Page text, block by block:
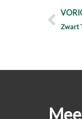
Prev
Zwart